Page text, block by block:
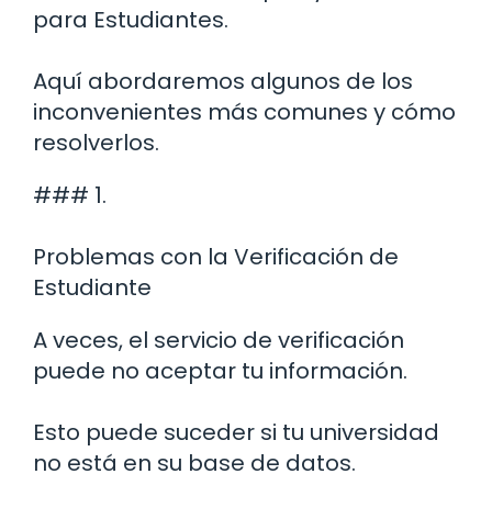
para Estudiantes.
Aquí abordaremos algunos de los
inconvenientes más comunes y cómo
resolverlos.
### 1.
Problemas con la Verificación de
Estudiante
A veces, el servicio de verificación
puede no aceptar tu información.
Esto puede suceder si tu universidad
no está en su base de datos.